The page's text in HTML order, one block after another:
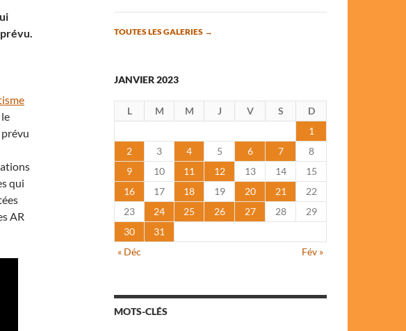
qui
AR
TOUTES LES GALERIES →
JANVIER 2023
L M M J V S
D
1
2
3 4 5 6 7
8
9
10 11 12 13 14
15
16
17 18 19 20 21
22
23
24 25 26 27 28
29
30
31
« Déc
Fév »
MOTS-CLÉS